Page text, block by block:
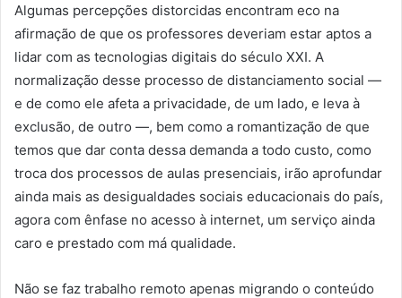
Algumas percepções distorcidas encontram eco na
afirmação de que os professores deveriam estar aptos a
lidar com as tecnologias digitais do século XXI. A
normalização desse processo de distanciamento social —
e de como ele afeta a privacidade, de um lado, e leva à
exclusão, de outro —, bem como a romantização de que
temos que dar conta dessa demanda a todo custo, como
troca dos processos de aulas presenciais, irão aprofundar
ainda mais as desigualdades sociais educacionais do país,
agora com ênfase no acesso à internet, um serviço ainda
caro e prestado com má qualidade.
Não se faz trabalho remoto apenas migrando o conteúdo